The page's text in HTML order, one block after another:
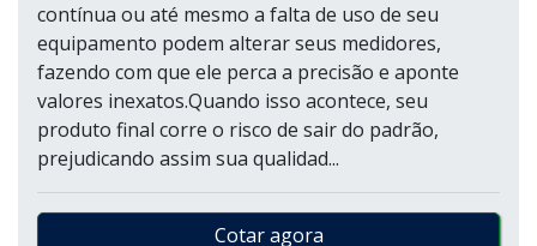
contínua ou até mesmo a falta de uso de seu
equipamento podem alterar seus medidores,
fazendo com que ele perca a precisão e aponte
valores inexatos.Quando isso acontece, seu
produto final corre o risco de sair do padrão,
prejudicando assim sua qualidad...
Cotar agora